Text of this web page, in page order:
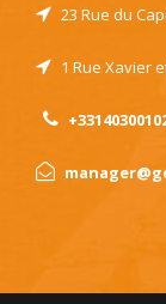
23 Rue du
1 Rue Xavier